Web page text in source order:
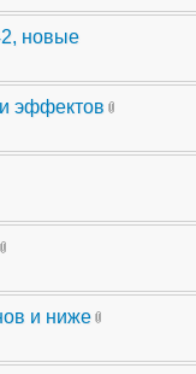
новые
эффектов
и ниже